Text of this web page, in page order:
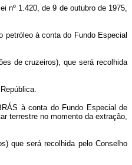
nº 1.420, de 9 de outubro de 1975,
à conta do Fundo Especial
de cruzeiros), que será recolhida
à conta do Fundo Especial de
terrestre no momento da extração,
que será recolhida pelo Conselho